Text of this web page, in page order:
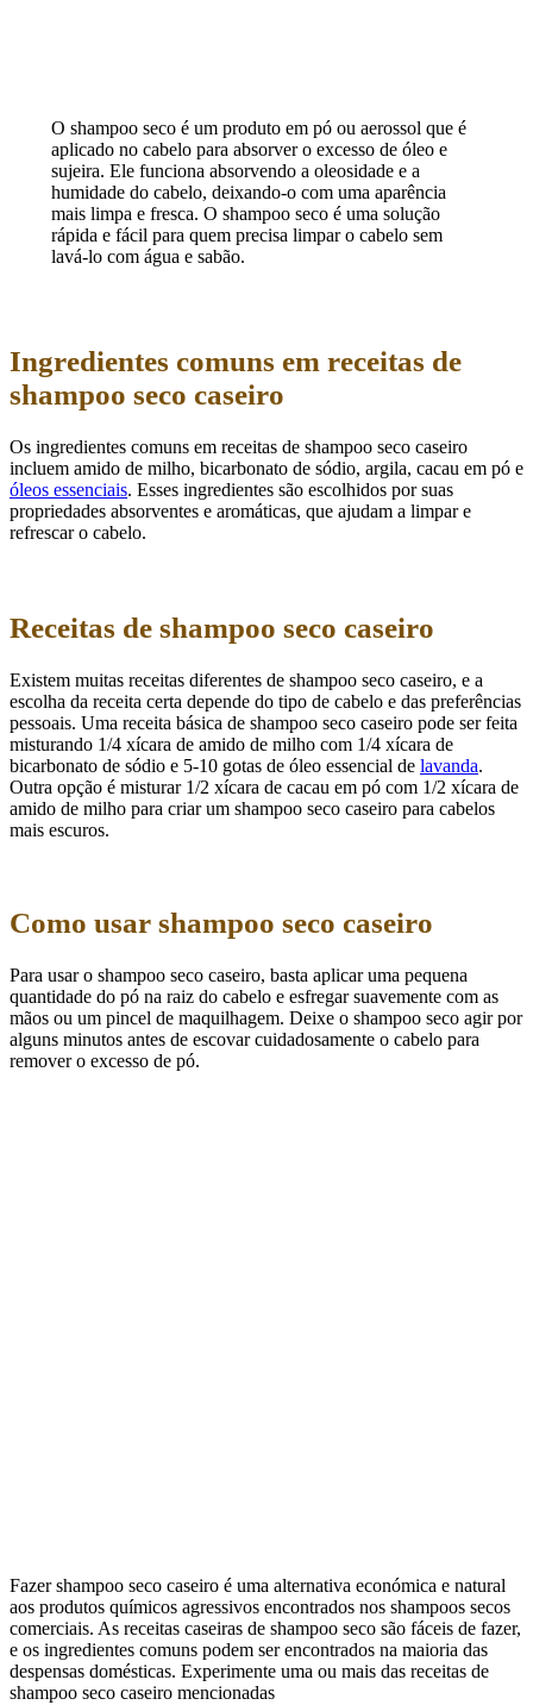
O shampoo seco é um produto em pó ou aerossol que é
aplicado no cabelo para absorver o excesso de óleo e
sujeira. Ele funciona absorvendo a oleosidade e a
humidade do cabelo, deixando-o com uma aparência
mais limpa e fresca. O shampoo seco é uma solução
rápida e fácil para quem precisa limpar o cabelo sem
lavá-lo com água e sabão.
Ingredientes comuns em receitas de
shampoo seco caseiro
Os ingredientes comuns em receitas de shampoo seco caseiro
incluem amido de milho, bicarbonato de sódio, argila, cacau em pó e
óleos essenciais. Esses ingredientes são escolhidos por suas
propriedades absorventes e aromáticas, que ajudam a limpar e
refrescar o cabelo.
Receitas de shampoo seco caseiro
Existem muitas receitas diferentes de shampoo seco caseiro, e a
escolha da receita certa depende do tipo de cabelo e das preferências
pessoais. Uma receita básica de shampoo seco caseiro pode ser feita
misturando 1/4 xícara de amido de milho com 1/4 xícara de
bicarbonato de sódio e 5-10 gotas de óleo essencial de lavanda.
Outra opção é misturar 1/2 xícara de cacau em pó com 1/2 xícara de
amido de milho para criar um shampoo seco caseiro para cabelos
mais escuros.
Como usar shampoo seco caseiro
Para usar o shampoo seco caseiro, basta aplicar uma pequena
quantidade do pó na raiz do cabelo e esfregar suavemente com as
mãos ou um pincel de maquilhagem. Deixe o shampoo seco agir por
alguns minutos antes de escovar cuidadosamente o cabelo para
remover o excesso de pó.
Fazer shampoo seco caseiro é uma alternativa económica e natural
aos produtos químicos agressivos encontrados nos shampoos secos
comerciais. As receitas caseiras de shampoo seco são fáceis de fazer,
e os ingredientes comuns podem ser encontrados na maioria das
despensas domésticas. Experimente uma ou mais das receitas de
shampoo seco caseiro mencionadas